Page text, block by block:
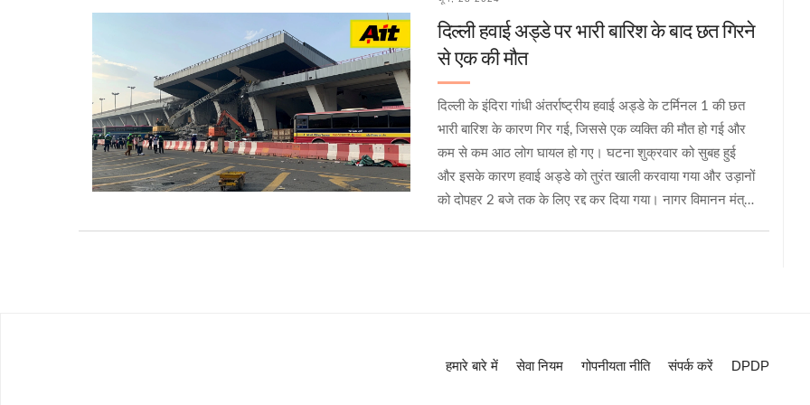
दिल्ली हवाई अड्डे पर भारी बारिश के बाद छत गिरने
से एक की मौत
दिल्ली के इंदिरा गांधी अंतर्राष्ट्रीय हवाई अड्डे के टर्मिनल 1 की छत
भारी बारिश के कारण गिर गई, जिससे एक व्यक्ति की मौत हो गई और
कम से कम आठ लोग घायल हो गए। घटना शुक्रवार को सुबह हुई
और इसके कारण हवाई अड्डे को तुरंत खाली करवाया गया और उड़ानों
को दोपहर 2 बजे तक के लिए रद्द कर दिया गया। नागर विमानन मंत्री
हमारे बारे में सेवा नियम गोपनीयता नीति संपर्क करें DPDP